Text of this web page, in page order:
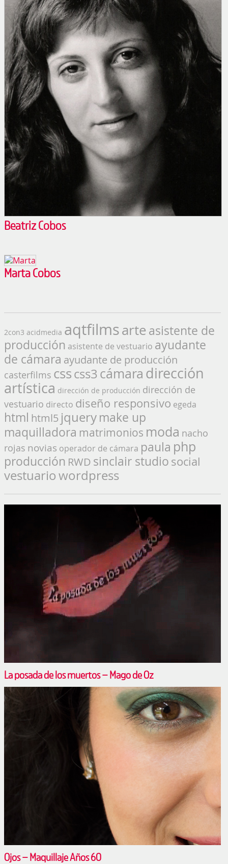
Beatriz Cobos
Marta Cobos
2con3 acidmedia aqtfilmsarte asistente de
producción asistente de vestuario ayudante
de cámara ayudante de producción
casterfilms csscss3 cámara dirección
artística dirección de producción dirección de
vestuario directo diseño responsivo egeda
html html5 jquerymake up
maquilladora matrimonios moda nacho
rojas novias operador de cámara paula php
producción RWD sinclair studio social
vestuariowordpress
La posada de los muertos – Mago de Oz
Ojos – Maquillaje Años 60